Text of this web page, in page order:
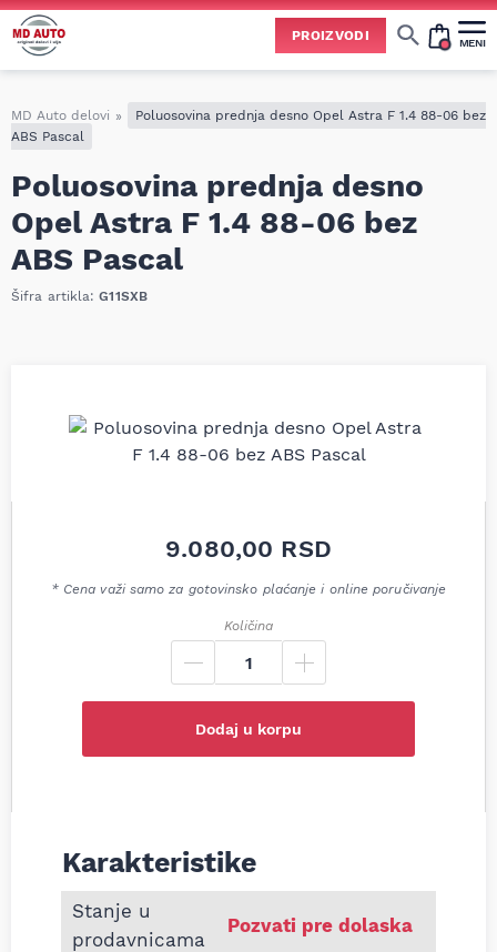
PROIZVODI MENI
MD Auto delovi »
Poluosovina prednja desno Opel Astra F 1.4 88-06 bez
ABS Pascal
Poluosovina prednja desno
Opel Astra F 1.4 88-06 bez
ABS Pascal
Šifra artikla:G11SXB
9.080,00 RSD
* Cena važi samo za gotovinsko plaćanje i online poručivanje
Količina
Dodaj u korpu
Informacije o Poluosovina prednja desno Opel
Karakteristike
Stanje u
prodavnicama
Pozvati pre dolaska